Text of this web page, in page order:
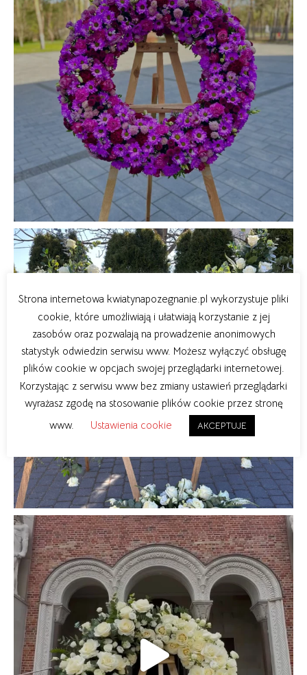
Strona internetowa kwiatynapozegnanie.pl wykorzystuje pliki
cookie, które umożliwiają i ułatwiają korzystanie z jej
zasobów oraz pozwalają na prowadzenie anonimowych
statystyk odwiedzin serwisu www. Możesz wyłączyć obsługę
plików cookie w opcjach swojej przeglądarki internetowej.
Korzystając z serwisu www bez zmiany ustawień przeglądarki
wyrażasz zgodę na stosowanie plików cookie przez stronę
www.
Ustawienia cookie AKCEPTUJE